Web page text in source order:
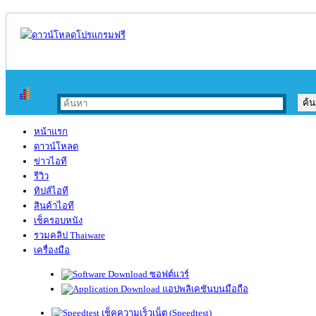
หน้าแรก
ดาวน์โหลด
ข่าวไอที
รีวิว
ทิปส์ไอที
สินค้าไอที
เช็ครอบหนัง
รวมคลิป Thaiware
เครื่องมือ
ซอฟต์แวร์
แอปพลิเคชันบนมือถือ
เช็คความเร็วเน็ต (Speedtest)